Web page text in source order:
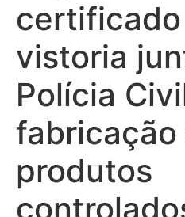
vistoria
Polícia
fabricação
produtos